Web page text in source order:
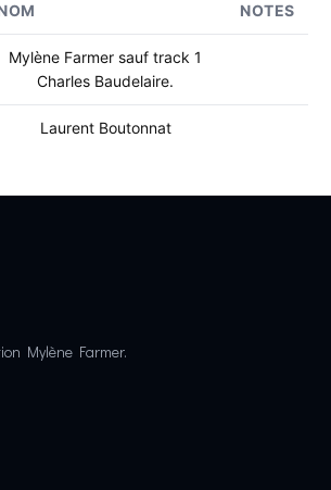
NOTES
Mylène Farmer sauf track 1
Charles Baudelaire.
Laurent Boutonnat
Mylène Farmer.